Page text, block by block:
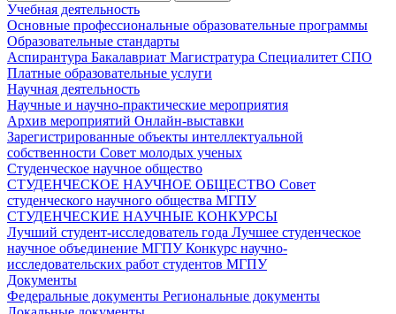
Учебная деятельность
Основные профессиональные образовательные программы
Образовательные стандарты
Аспирантура Бакалавриат Магистратура Специалитет СПО
Платные образовательные услуги
Научная деятельность
Научные и научно-практические мероприятия
Архив мероприятий Онлайн-выставки
Зарегистрированные объекты интеллектуальной
собственности Совет молодых ученых
Студенческое научное общество
СТУДЕНЧЕСКОЕ НАУЧНОЕ ОБЩЕСТВО Совет
студенческого научного общества МГПУ
СТУДЕНЧЕСКИЕ НАУЧНЫЕ КОНКУРСЫ
Лучший студент-исследователь года Лучшее студенческое
научное объединение МГПУКонкурс научно-
исследовательских работ студентов МГПУ
Документы
Федеральные документы Региональные документы